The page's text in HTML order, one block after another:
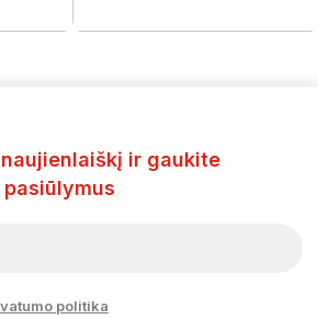
ir gaukite
politika